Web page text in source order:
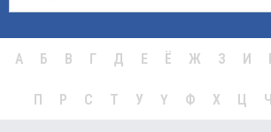
А Б В Г Д Е Ё Ж З И
П Р С Т У Ү Ф Х Ц Ч